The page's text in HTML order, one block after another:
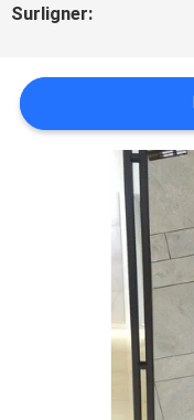
NOUS
DEMANDEZ
UN DEVIS
POLITIQUE
Surligner: